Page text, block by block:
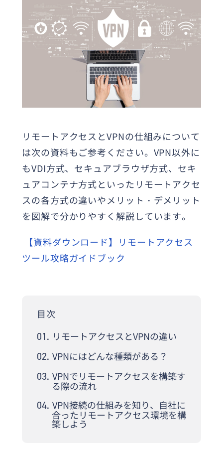
リモートアクセスとVPNの仕組みについて
は次の資料もご参考ください。VPN以外に
もVDI方式、セキュアブラウザ方式、セキ
ュアコンテナ方式といったリモートアクセ
スの各方式の違いやメリット・デメリット
を図解で分かりやすく解説しています。
【資料ダウンロード】リモートアクセス
ツール攻略ガイドブック
目次
リモートアクセスとVPNの違い
VPNにはどんな種類がある？
VPNでリモートアクセスを構築す
る際の流れ
VPN接続の仕組みを知り、自社に
合ったリモートアクセス環境を構
築しよう